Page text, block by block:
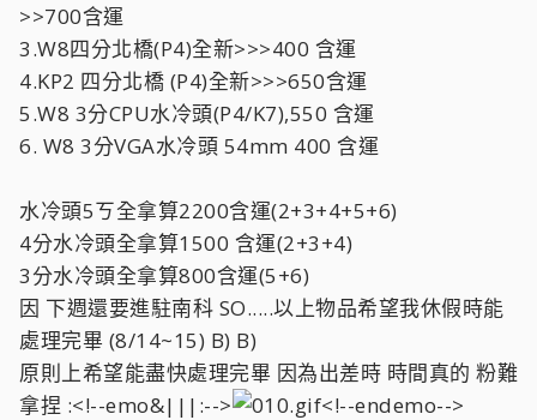
>>700含運
3.W8四分北橋(P4)全新>>>400 含運
4.KP2 四分北橋 (P4)全新>>>650含運
5.W8 3分CPU水冷頭(P4/K7),550 含運
6. W8 3分VGA水冷頭 54mm 400 含運
水冷頭5ㄎ全拿算2200含運(2+3+4+5+6)
4分水冷頭全拿算1500 含運(2+3+4)
3分水冷頭全拿算800含運(5+6)
因 下週還要進駐南科 SO.....以上物品希望我休假時能
處理完畢 (8/14~15) B) B)
原則上希望能盡快處理完畢 因為出差時 時間真的 粉難
拿捏 :<!--emo&|||:-->
<!--endemo-->